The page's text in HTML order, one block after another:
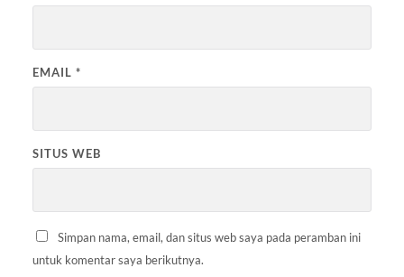
EMAIL *
SITUS WEB
Simpan nama, email, dan situs web saya pada peramban ini
untuk komentar saya berikutnya.